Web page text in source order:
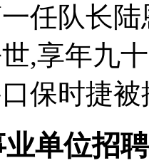
任队长
,享年九
保时捷
业单位招